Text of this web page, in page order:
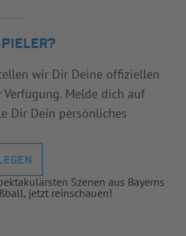
wir Dir Deine offiziellen
Melde dich auf
Dir Dein persönliches
Szenen aus Bayerns
jetzt reinschauen!